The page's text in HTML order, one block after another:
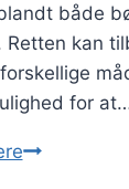
både
Retten kan
for
Kyllingelår